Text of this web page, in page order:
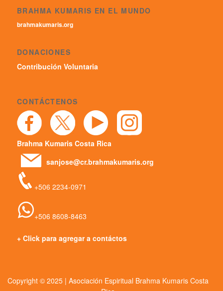
BRAHMA KUMARIS EN EL MUNDO
brahmakumaris.org
DONACIONES
Contribución Voluntaria
CONTÁCTENOS
Brahma Kumaris Costa Rica
sanjose@cr.brahmakumaris.org
+506 2234-0971
+506 8608-8463
+ Click para agregar a contáctos
Copyright © 2025 | Asociación Espiritual Brahma Kumaris Costa